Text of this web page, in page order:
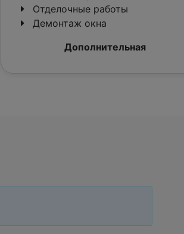
Отделочные работы
Демонтаж окна
Дополнительная